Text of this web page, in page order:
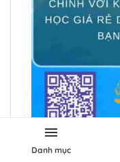
⏰ Phân phối
Danh mục